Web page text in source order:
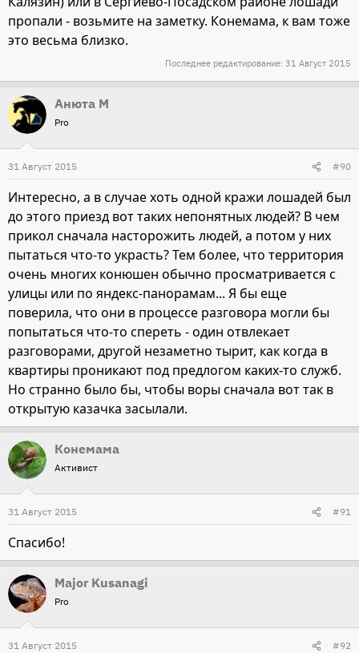
пропали - возьмите на заметку. Конемама, к вам тоже
это весьма близко.
Последнее редактирование: 31 Август 2015
Анюта М
Pro
31 Август 2015 #90
Интересно, а в случае хоть одной кражи лошадей был
до этого приезд вот таких непонятных людей? В чем
прикол сначала насторожить людей, а потом у них
пытаться что-то украсть? Тем более, что территория
очень многих конюшен обычно просматривается с
улицы или по яндекс-панорамам... Я бы еще
поверила, что они в процессе разговора могли бы
попытаться что-то спереть - один отвлекает
разговорами, другой незаметно тырит, как когда в
квартиры проникают под предлогом каких-то служб.
Но странно было бы, чтобы воры сначала вот так в
открытую казачка засылали.
Конемама
Активист
31 Август 2015 #91
Спасибо!
Major Kusanagi
Pro
31 Август 2015 #92